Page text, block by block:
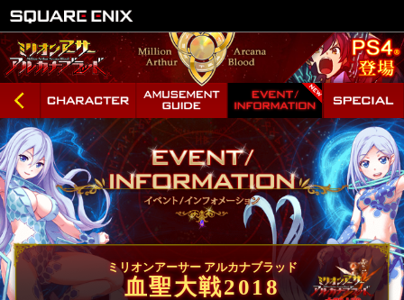
ミリオンアーサー アルカナブラッド
血聖大戦2018